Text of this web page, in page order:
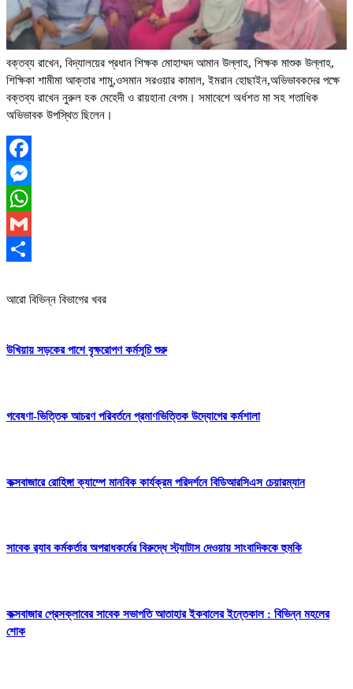
বক্তব্য রাখেন, বিদ্যালয়ের প্রধান শিক্ষক মোহাম্মদ আমান উল্লাহ, শিক্ষক মাশুক উল্লাহ,
শিক্ষিকা শামীমা আক্তার শামু,ওসমান সরওয়ার কামাল, ইমরান হোছাইন,অভিভাবকদের পক্ষে
বক্তব্য রাখেন নুরুল হক মেহেদী ও রায়হানা বেগম। সমাবেশে অর্ধশত মা সহ শতাধিক
অভিভাবক উপস্থিত ছিলেন।
Facebook
Messenger
WhatsApp
Gmail
আরো বিভিন্ন বিভাগের খবর
উখিয়ায় সড়কের পাশে বৃক্ষরোপণ কর্মসূচি শুরু
গবেষণা-ভিত্তিক আচরণ পরিবর্তনে প্রমাণভিত্তিক উদ্যোগের কর্মশালা
কক্সবাজারে রোহিঙ্গা ক্যাম্পে মানবিক কার্যক্রম পরিদর্শনে বিডিআরসিএস চেয়ারম্যান
সাবেক র‍্যাব কর্মকর্তার অপরাধকর্মের বিরুদ্ধে স্ট্যাটাস দেওয়ায় সাংবাদিককে হুমকি
কক্সবাজার প্রেসক্লাবের সাবেক সভাপতি আতাহার ইকবালের ইন্তেকাল : বিভিন্ন মহলের
শোক